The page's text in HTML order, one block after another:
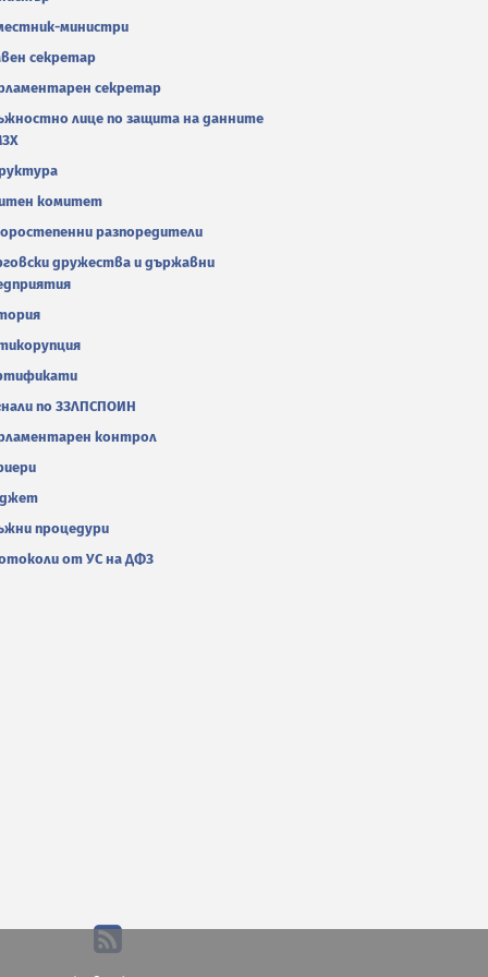
министри
секретар
секретар
лице по защита на данните
комитет
разпоредители
дружества и държавни
по ЗЗЛПСПОИН
контрол
процедури
от УС на ДФЗ